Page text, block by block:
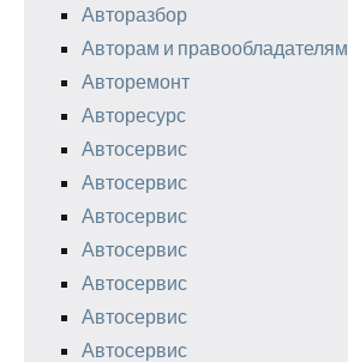
Авторазбор
Авторам и правообладателям
Авторемонт
Авторесурс
Автосервис
Автосервис
Автосервис
Автосервис
Автосервис
Автосервис
Автосервис